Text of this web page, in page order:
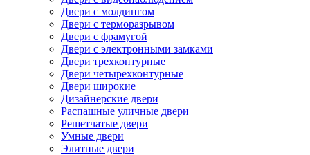
Двери с молдингом
Двери с терморазрывом
Двери с фрамугой
Двери с электронными замками
Двери трехконтурные
Двери четырехконтурные
Двери широкие
Дизайнерские двери
Распашные уличные двери
Решетчатые двери
Умные двери
Элитные двери